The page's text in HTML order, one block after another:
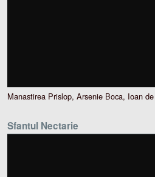
Manastirea Prislop, Arsenie Boca, Ioan
Sfantul Nectarie